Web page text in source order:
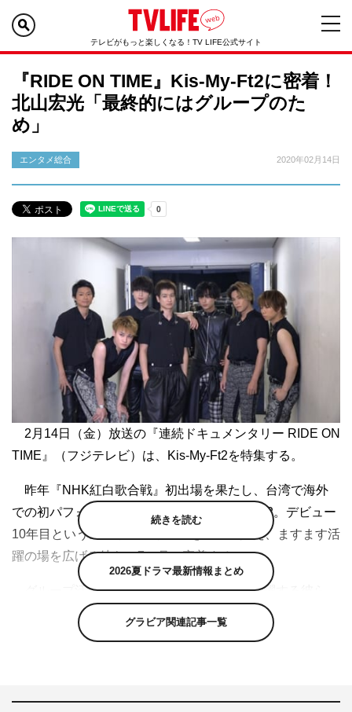
テレビがもっと楽しくなる！TV LIFE公式サイト
『RIDE ON TIME』Kis-My-Ft2に密着！
北山宏光「最終的にはグループのた
め」
エンタメ総合 2020年02月14日
2月14日（金）放送の『連続ドキュメンタリー RIDE ON
TIME』（フジテレビ）は、Kis-My-Ft2を特集する。
昨年『NHK紅白歌合戦』初出場を果たし、台湾で海外
での初パフォーマンスを成し遂げたKis-My-Ft2。デビュー
10年目というメモリアルイヤーを目前に控え、ますます活
躍の場を広げる彼らの7か月に密着する。
グループ活動のみならず、俳優としても活躍する彼ら。
昨年12月、連続ドラマでフレンチレストランの若き料理人
を演じる玉森裕太に密着。小道具の野菜の箱を待ち時間も
す。
続きを読む
2026夏ドラマ最新情報まとめ
グラビア関連記事一覧